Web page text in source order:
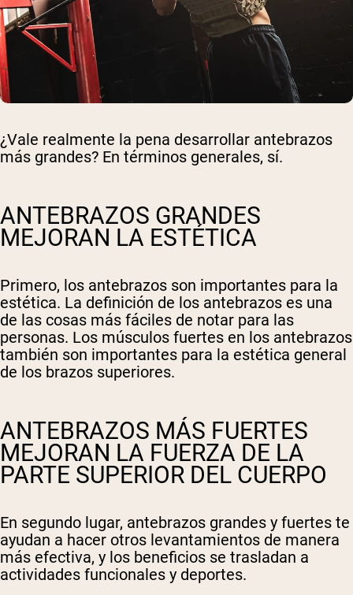
¿Vale realmente la pena desarrollar antebrazos
más grandes? En términos generales, sí.
ANTEBRAZOS GRANDES
MEJORAN LA ESTÉTICA
Primero, los antebrazos son importantes para la
estética. La definición de los antebrazos es una
de las cosas más fáciles de notar para las
personas. Los músculos fuertes en los antebrazos
también son importantes para la estética general
de los brazos superiores.
ANTEBRAZOS MÁS FUERTES
MEJORAN LA FUERZA DE LA
PARTE SUPERIOR DEL CUERPO
En segundo lugar, antebrazos grandes y fuertes te
ayudan a hacer otros levantamientos de manera
más efectiva, y los beneficios se trasladan a
actividades funcionales y deportes.